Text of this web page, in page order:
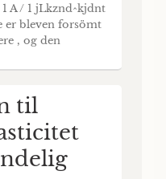
44 - 01
1797-1808.
UDSATTE
OM
OG
PHYSIK,
13. BIND, 3.
1 A / 1 jLkznd^kjdnt
er bleven forsömt
, og den
Sæder i Europa, er
til